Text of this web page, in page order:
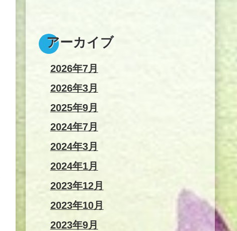
アーカイブ
2026年7月
2026年3月
2025年9月
2024年7月
2024年3月
2024年1月
2023年12月
2023年10月
2023年9月